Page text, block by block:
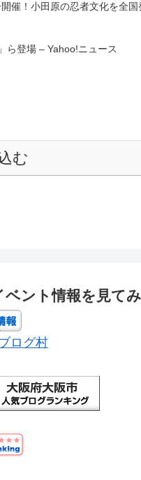
催！小田原の忍者文化を全国
ら登場 – Yahoo!ニュース
む
ベント情報を見て
ログ村